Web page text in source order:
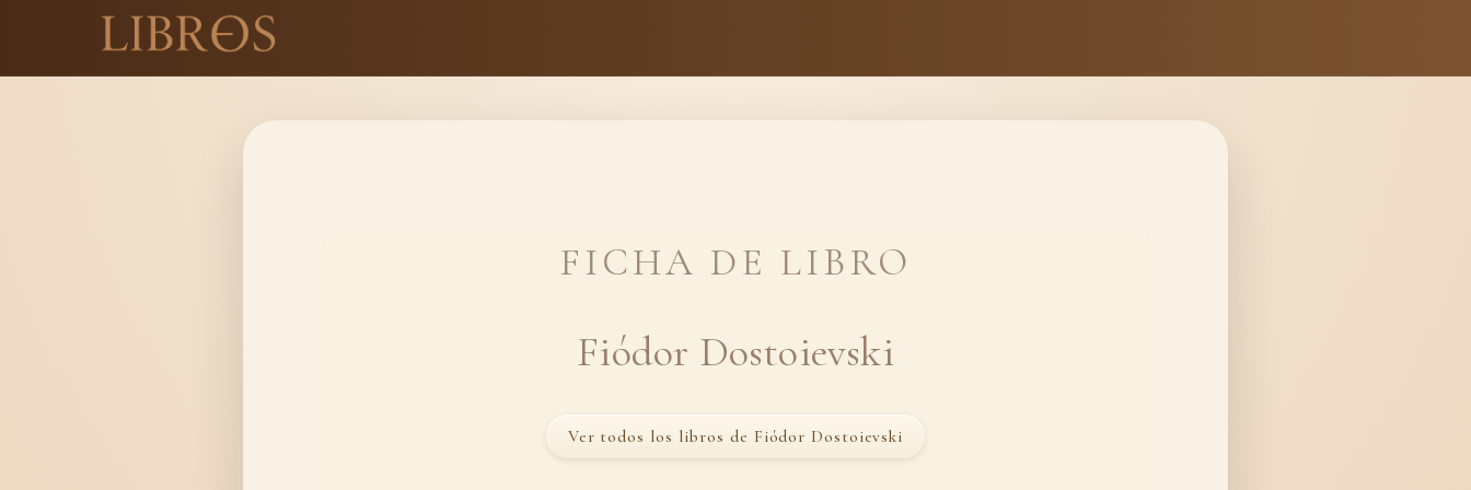
FICHA DE LIBRO
Fiódor Dostoievski
Ver todos los libros de Fiódor Dostoievski